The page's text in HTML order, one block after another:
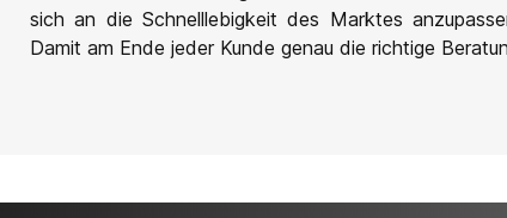
sich an die Schnelllebigkeit des Marktes
Damit am Ende jeder Kunde genau die richtige